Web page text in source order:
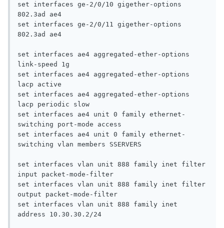
set interfaces ge-2/0/10 gigether-options
802.3ad ae4
set interfaces ge-2/0/11 gigether-options
802.3ad ae4
set interfaces ae4 aggregated-ether-options
link-speed 1g
set interfaces ae4 aggregated-ether-options
lacp active
set interfaces ae4 aggregated-ether-options
lacp periodic slow
set interfaces ae4 unit 0 family ethernet-
switching port-mode access
set interfaces ae4 unit 0 family ethernet-
switching vlan members SSERVERS
set interfaces vlan unit 888 family inet filter
input packet-mode-filter
set interfaces vlan unit 888 family inet filter
output packet-mode-filter
set interfaces vlan unit 888 family inet
address 10.30.30.2/24